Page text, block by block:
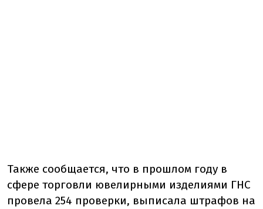
Также сообщается, что в прошлом году в
сфере торговли ювелирными изделиями ГНС
провела 254 проверки, выписала штрафов на